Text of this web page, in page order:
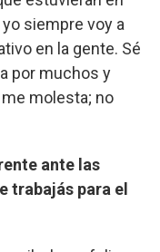
siempre voy a
en la gente. Sé
por muchos y
molesta; no
ante las
trabajás para el